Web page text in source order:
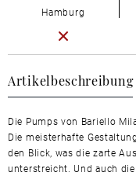
Artikelbeschreibung
Die Pumps von Bariello
Die meisterhafte
den Blick, was die zarte
unterstreicht. Und auch
Hamburg